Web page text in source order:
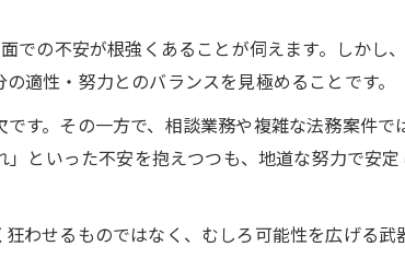
での不安が根強くあることが伺えます。しかし
適性・努力とのバランスを見極めることです。
す。その一方で、相談業務や複雑な法務案件で
といった不安を抱えつつも、地道な努力で安定
わせるものではなく、むしろ可能性を広げる武